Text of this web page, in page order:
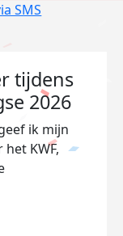
SMS
tijdens
2026
ik mijn
KWF,